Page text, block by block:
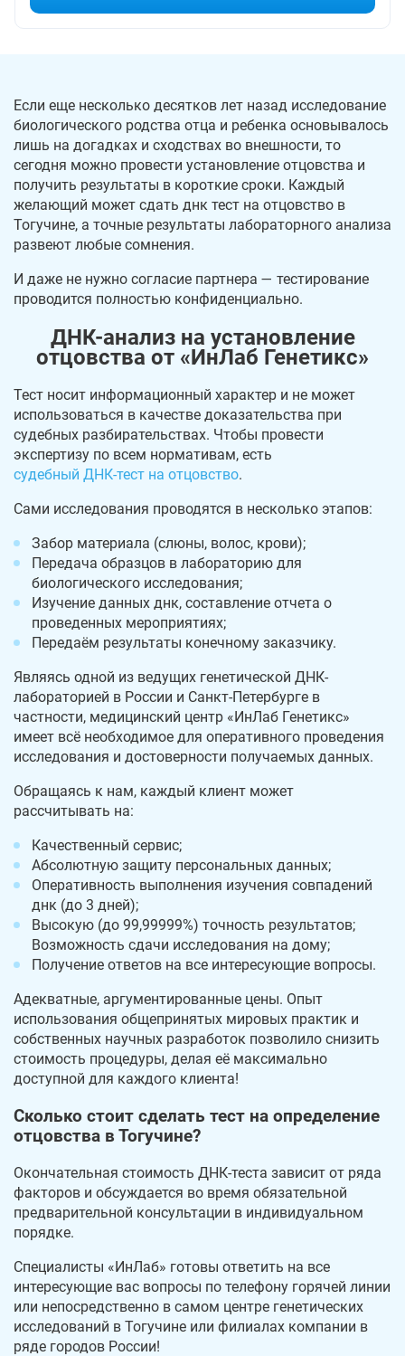
Если еще несколько десятков лет назад исследование
биологического родства отца и ребенка основывалось
лишь на догадках и сходствах во внешности, то
сегодня можно провести установление отцовства и
получить результаты в короткие сроки. Каждый
желающий может сдать днк тест на отцовство в
Тогучине, а точные результаты лабораторного анализа
развеют любые сомнения.
И даже не нужно согласие партнера — тестирование
проводится полностью конфиденциально.
ДНК-анализ на установление
отцовства от «ИнЛаб Генетикс»
Тест носит информационный характер и не может
использоваться в качестве доказательства при
судебных разбирательствах. Чтобы провести
экспертизу по всем нормативам, есть
судебный ДНК-тест на отцовство.
Сами исследования проводятся в несколько этапов:
Забор материала (слюны, волос, крови);
Передача образцов в лабораторию для
биологического исследования;
Изучение данных днк, составление отчета о
проведенных мероприятиях;
Передаём результаты конечному заказчику.
Являясь одной из ведущих генетической ДНК-
лабораторией в России и Санкт-Петербурге в
частности, медицинский центр «ИнЛаб Генетикс»
имеет всё необходимое для оперативного проведения
исследования и достоверности получаемых данных.
Обращаясь к нам, каждый клиент может
рассчитывать на:
Качественный сервис;
Абсолютную защиту персональных данных;
Оперативность выполнения изучения совпадений
днк (до 3 дней);
Высокую (до 99,99999%) точность результатов;
Возможность сдачи исследования на дому;
Получение ответов на все интересующие вопросы.
Адекватные, аргументированные цены. Опыт
использования общепринятых мировых практик и
собственных научных разработок позволило снизить
стоимость процедуры, делая её максимально
доступной для каждого клиента!
Сколько стоит сделать тест на определение
отцовства в Тогучине?
Окончательная стоимость ДНК-теста зависит от ряда
факторов и обсуждается во время обязательной
предварительной консультации в индивидуальном
порядке.
Специалисты «ИнЛаб» готовы ответить на все
интересующие вас вопросы по телефону горячей линии
или непосредственно в самом центре генетических
исследований в Тогучине или филиалах компании в
ряде городов России!